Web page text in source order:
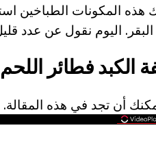
هذه المكونات الطباخين
اليوم نقول عن عدد
الكبد فطائر اللحم
أن تجد في هذه المقالة.